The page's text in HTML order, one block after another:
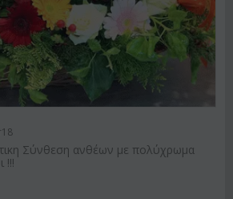
Σύνθεση ανθέων με πολύχρωμα
!!!